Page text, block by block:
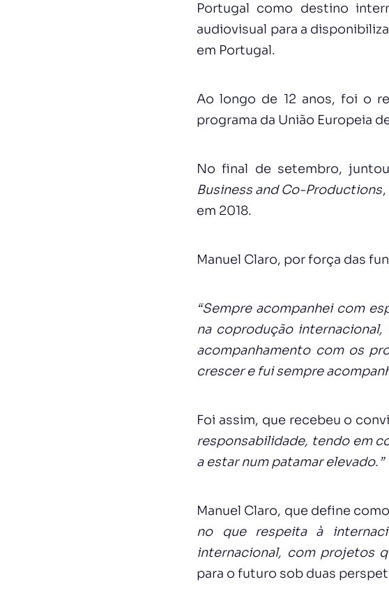
Portugal como destino
audiovisual para a
em Portugal.
Ao longo de 12 anos, foi o
programa da União Europeia
No final de setembro,
Business and Co-Productions
em 2018.
Manuel Claro, por força das
“Sempre acompanhei com
na coprodução
acompanhamento com os
crescer e fui sempre
Foi assim, que recebeu o
responsabilidade, tendo em
a estar num patamar elevado.”
Manuel Claro, que define
no que respeita à
internacional, com projetos
para o futuro sob duas